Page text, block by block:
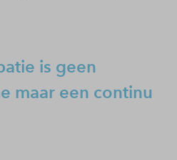
is geen
maar een continu